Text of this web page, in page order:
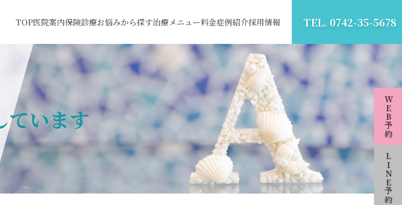
TOP医院案内保険診療お悩みから探す治療メニュー料金症例紹介採用情報 TEL. 0742-35-5678
います WEB予約
LINE予約